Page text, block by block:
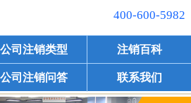
400-600-5982
公司注销类型 注销百科
公司注销问答 联系我们